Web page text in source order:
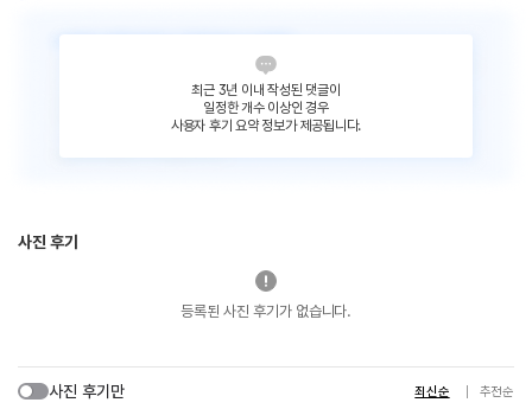
최근 3년 이내 작성된 댓글이
일정한 개수 이상인 경우
사용자 후기 요약 정보가 제공됩니다.
사진 후기
등록된 사진 후기가 없습니다.
사진 후기만 최신순 추천순